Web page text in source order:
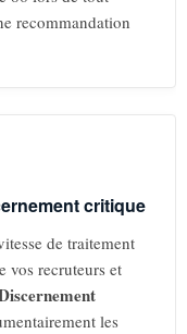
recommandation
critique
de traitement
vos recruteurs et
les